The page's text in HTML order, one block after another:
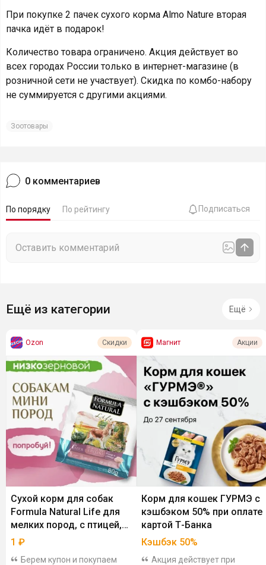
При покупке 2 пачек сухого корма Almo Nature вторая
пачка идёт в подарок!
Количество товара ограничено. Акция действует во
всех городах России только в интернет-магазине (в
розничной сети не участвует). Скидка по комбо-набору
не суммируется с другими акциями.
Зоотовары
0 комментариев
По порядку По рейтингу Подписаться
Ещё из категории Ещё
Ozon Скидки
Сухой корм для собак
Formula Natural Life для
мелких пород, с птицей,
50 гр
1 ₽
Берем купон и покупаем
Магнит Акции
Корм для кошек ГУРМЭ с
кэшбэком 50% при оплате
картой Т-Банка
Кэшбэк 50%
Акция действует при